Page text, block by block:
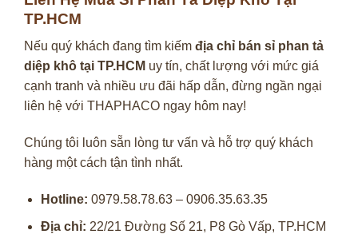
TP.HCM
Nếu quý khách đang tìm kiếm địa chỉ bán sỉ phan tả
diệp khô tại TP.HCM uy tín, chất lượng với mức giá
cạnh tranh và nhiều ưu đãi hấp dẫn, đừng ngần ngại
liên hệ với THAPHACO ngay hôm nay!
Chúng tôi luôn sẵn lòng tư vấn và hỗ trợ quý khách
hàng một cách tận tình nhất.
Hotline: 0979.58.78.63 – 0906.35.63.35
Địa chỉ: 22/21 Đường Số 21, P8 Gò Vấp, TP.HCM